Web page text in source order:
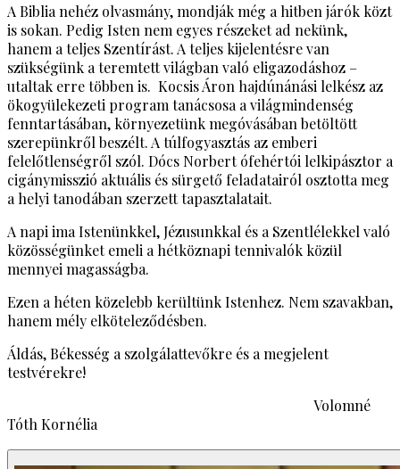
A Biblia nehéz olvasmány, mondják még a hitben járók közt
is sokan. Pedig Isten nem egyes részeket ad nekünk,
hanem a teljes Szentírást. A teljes kijelentésre van
szükségünk a teremtett világban való eligazodáshoz –
utaltak erre többen is. Kocsis Áron hajdúnánási lelkész az
ökogyülekezeti program tanácsosa a világmindenség
fenntartásában, környezetünk megóvásában betöltött
szerepünkről beszélt. A túlfogyasztás az emberi
felelőtlenségről szól. Dócs Norbert ófehértói lelkipásztor a
cigánymisszió aktuális és sürgető feladatairól osztotta meg
a helyi tanodában szerzett tapasztalatait.
A napi ima Istenünkkel, Jézusunkkal és a Szentlélekkel való
közösségünket emeli a hétköznapi tennivalók közül
mennyei magasságba.
Ezen a héten közelebb kerültünk Istenhez. Nem szavakban,
hanem mély elköteleződésben.
Áldás, Békesség a szolgálattevőkre és a megjelent
testvérekre!
Volomné
Tóth Kornélia